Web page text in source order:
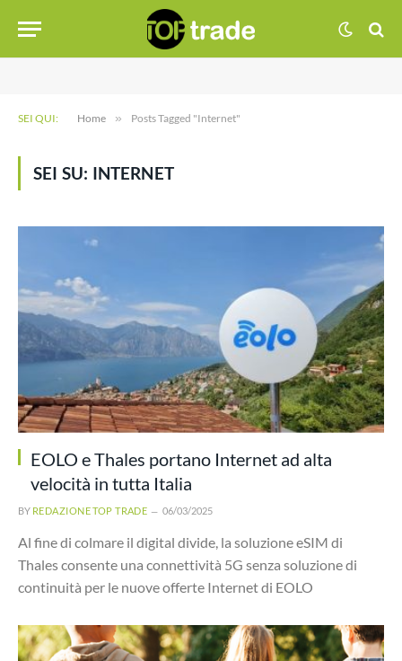
SEI QUI: Home » Posts Tagged "Internet"
SEI SU: INTERNET
EOLO e Thales portano Internet ad alta
velocità in tutta Italia
BY REDAZIONE TOP TRADE 06/03/2025
Al fine di colmare il digital divide, la soluzione eSIM di
Thales consente una connettività 5G senza soluzione di
continuità per le nuove offerte Internet di EOLO